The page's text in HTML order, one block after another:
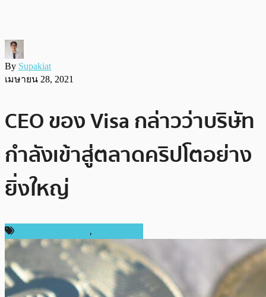
By Supakiat
เมษายน 28, 2021
CEO ของ Visa กล่าวว่าบริษัท
กำลังเข้าสู่ตลาดคริปโตอย่าง
ยิ่งใหญ่
,